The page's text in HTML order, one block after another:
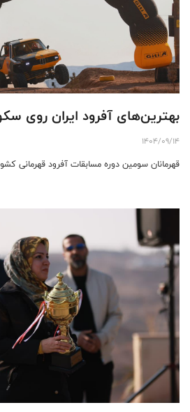
بهترین‌های آفرود ایران روی
1404/09/14
قهرمانان سومین دوره مسابقات آفرود قهرمانی کشور در ۶ کلاس معرفی